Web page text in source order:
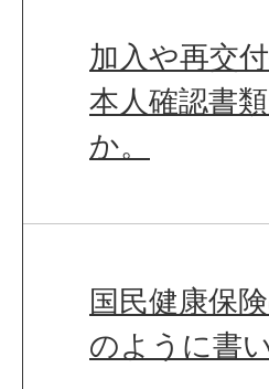
加入や再交
本人確認書
か。
国民健康保
のように書